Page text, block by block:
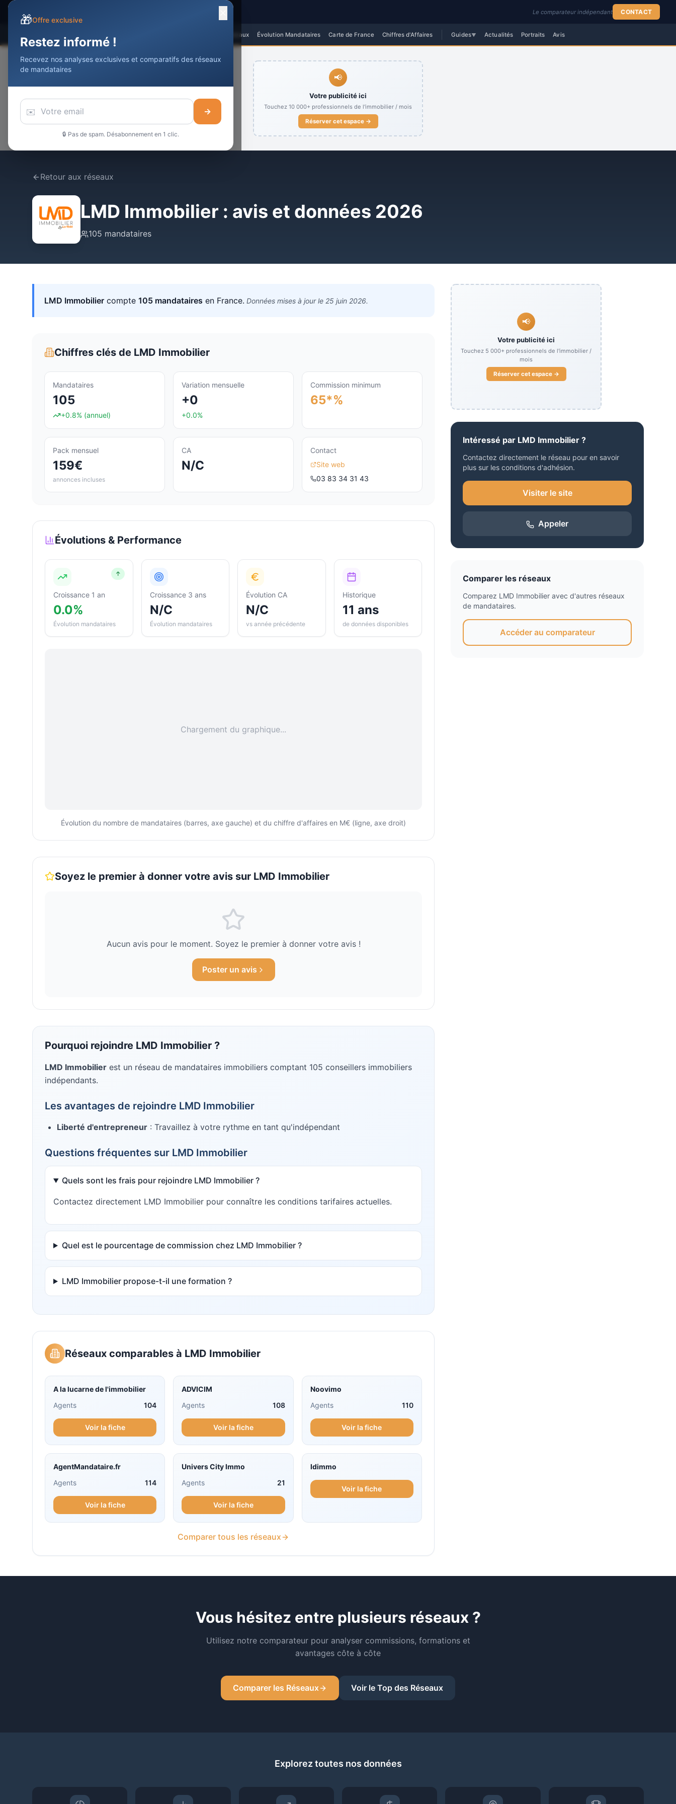
Le comparateur indépendant CONTACT
Meilleurs Réseaux Évolution Mandataires Carte de France Chiffres d'Affaires Guides▼ Actualités Portraits Avis
📢
Votre publicité ici
Touchez 10 000+ professionnels de l'immobilier / mois
Réserver cet espace →
Retour aux réseaux
LMD Immobilier : avis et données 2026
105 mandataires
LMD Immobilier compte 105 mandataires en France. Données mises à jour le 25 juin 2026.
Chiffres clés de LMD Immobilier
Mandataires
105
+0.8% (annuel)
Variation mensuelle
+0
+0.0%
Commission minimum
65*%
Pack mensuel
159€
annonces incluses
CA
N/C
Contact
Site web
03 83 34 31 43
Évolutions & Performance
↑
Croissance 1 an
0.0%
Évolution mandataires
Croissance 3 ans
N/C
Évolution mandataires
Évolution CA
N/C
vs année précédente
Historique
11 ans
de données disponibles
Chargement du graphique...
Évolution du nombre de mandataires (barres, axe gauche) et du chiffre d'affaires en M€ (ligne, axe droit)
Soyez le premier à donner votre avis sur LMD Immobilier
Aucun avis pour le moment. Soyez le premier à donner votre avis !
Poster un avis
Pourquoi rejoindre LMD Immobilier ?
LMD Immobilier est un réseau de mandataires immobiliers comptant 105 conseillers immobiliers
indépendants.
Les avantages de rejoindre LMD Immobilier
Liberté d'entrepreneur : Travaillez à votre rythme en tant qu'indépendant
Questions fréquentes sur LMD Immobilier
Quels sont les frais pour rejoindre LMD Immobilier ?
Contactez directement LMD Immobilier pour connaître les conditions tarifaires actuelles.
Quel est le pourcentage de commission chez LMD Immobilier ?
LMD Immobilier propose-t-il une formation ?
Réseaux comparables à LMD Immobilier
A la lucarne de l'immobilier
Agents
104
Voir la fiche
ADVICIM
Agents
108
Voir la fiche
Noovimo
Agents
110
Voir la fiche
AgentMandataire.fr
Agents
114
Voir la fiche
Univers City Immo
Agents
21
Voir la fiche
Idimmo
Voir la fiche
Comparer tous les réseaux
📢
Votre publicité ici
Touchez 5 000+ professionnels de l'immobilier /
mois
Réserver cet espace →
Intéressé par LMD Immobilier ?
Contactez directement le réseau pour en savoir
plus sur les conditions d'adhésion.
Visiter le site
Appeler
Comparer les réseaux
Comparez LMD Immobilier avec d'autres réseaux
de mandataires.
Accéder au comparateur
Vous hésitez entre plusieurs réseaux ?
Utilisez notre comparateur pour analyser commissions, formations et
avantages côte à côte
Comparer les Réseaux Voir le Top des Réseaux
Explorez toutes nos données
🎁Offre exclusive
Restez informé !
Recevez nos analyses exclusives et comparatifs des réseaux
de mandataires
✉️ →
🔒 Pas de spam. Désabonnement en 1 clic.